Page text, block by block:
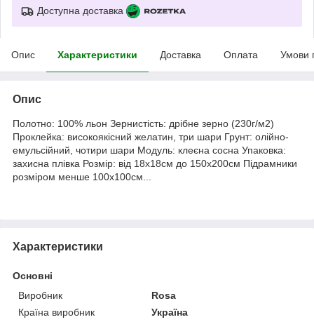
Доступна доставка
Опис Характеристики Доставка Оплата Умови
Опис
Полотно: 100% льон Зернистість: дрібне зерно (230г/м2)
Проклейка: високоякісний желатин, три шари Грунт: олійно-
емульсійний, чотири шари Модуль: клеєна сосна Упаковка:
захисна плівка Розмір: від 18х18см до 150х200см Підрамники
розміром менше 100х100см...
Характеристики
Основні
Виробник
Rosa
Країна виробник
Україна